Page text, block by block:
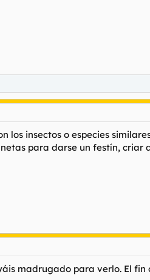
los insectos o especies
para darse un festín, criar
madrugado para verlo. El fin